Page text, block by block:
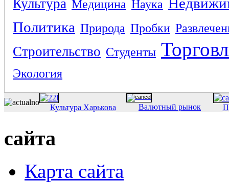
Культура Медицина Наука
Политика Природа Пробки
Строительство Студенты
Экология
Культура Харькова Валютный рынок
сайта
Карта сайта